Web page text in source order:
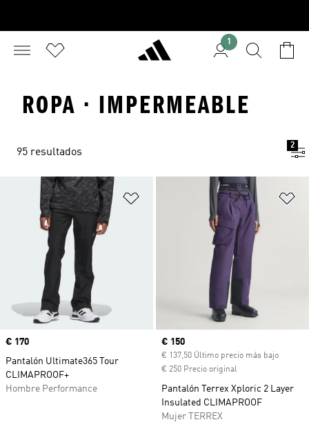
1
ROPA · IMPERMEABLE
95 resultados
2
Añadir a la lista de deseos
Precio
€ 170
Pantalón Ultimate365 Tour
CLIMAPROOF+
Hombre Performance
Precio actual
€ 150
€ 137,50 Último precio más bajo
€ 250 Precio original
Pantalón Terrex Xploric 2 Layer
Insulated CLIMAPROOF
Mujer TERREX